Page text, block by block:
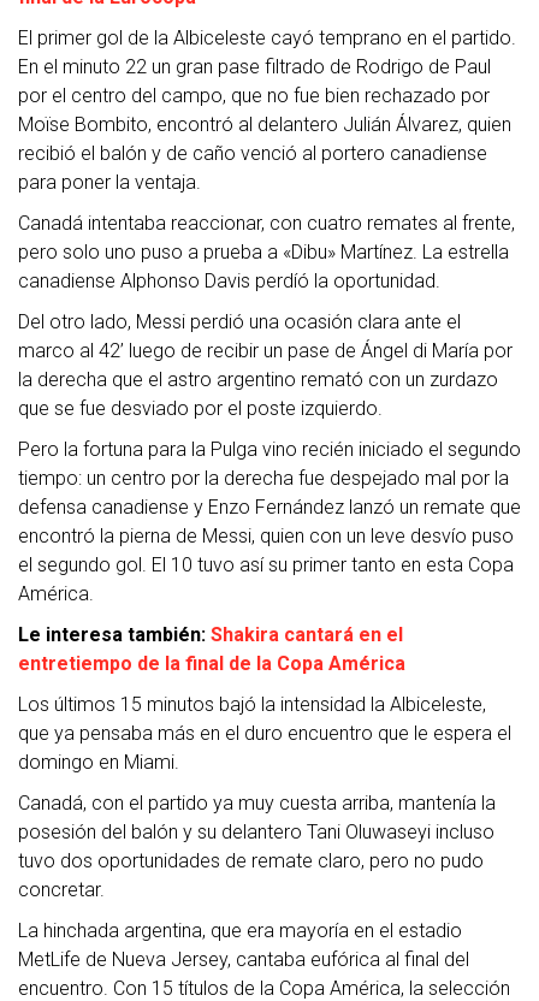
El primer gol de la Albiceleste cayó temprano en el partido.
En el minuto 22 un gran pase filtrado de Rodrigo de Paul
por el centro del campo, que no fue bien rechazado por
Moïse Bombito, encontró al delantero Julián Álvarez, quien
recibió el balón y de caño venció al portero canadiense
para poner la ventaja.
Canadá intentaba reaccionar, con cuatro remates al frente,
pero solo uno puso a prueba a «Dibu» Martínez. La estrella
canadiense Alphonso Davis perdíó la oportunidad.
Del otro lado, Messi perdió una ocasión clara ante el
marco al 42’ luego de recibir un pase de Ángel di María por
la derecha que el astro argentino remató con un zurdazo
que se fue desviado por el poste izquierdo.
Pero la fortuna para la Pulga vino recién iniciado el segundo
tiempo: un centro por la derecha fue despejado mal por la
defensa canadiense y Enzo Fernández lanzó un remate que
encontró la pierna de Messi, quien con un leve desvío puso
el segundo gol. El 10 tuvo así su primer tanto en esta Copa
América.
Le interesa también: Shakira cantará en el
entretiempo de la final de la Copa América
Los últimos 15 minutos bajó la intensidad la Albiceleste,
que ya pensaba más en el duro encuentro que le espera el
domingo en Miami.
Canadá, con el partido ya muy cuesta arriba, mantenía la
posesión del balón y su delantero Tani Oluwaseyi incluso
tuvo dos oportunidades de remate claro, pero no pudo
concretar.
La hinchada argentina, que era mayoría en el estadio
MetLife de Nueva Jersey, cantaba eufórica al final del
encuentro. Con 15 títulos de la Copa América, la selección